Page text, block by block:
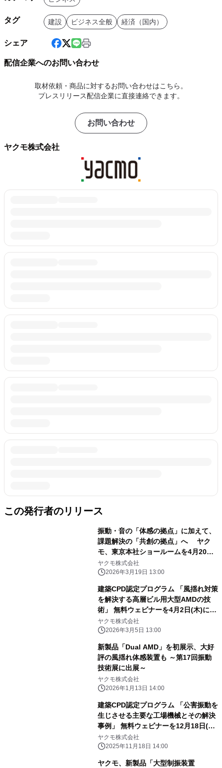
タグ 建設 ビジネス全般 経済（国内）
シェア
配信企業へのお問い合わせ
取材依頼・商品に対するお問い合わせはこちら。
プレスリリース配信企業に直接連絡できます。
お問い合わせ
ヤクモ株式会社
この発行者のリリース
振動・音の「体感の拠点」に加えて、
課題解決の「共創の拠点」へ ヤク
モ、東京本社ショールームを4月20日
にグランドオープン
ヤクモ株式会社
2026年3月19日 13:00
建築CPD認定プログラム 「風揺れ対策
を解決する高層ビル用大型AMDの技
術」 無料ウェビナーを4月2日(木)に開
催
ヤクモ株式会社
2026年3月5日 13:00
新製品「Dual AMD」を初展示、大好
評の風揺れ体感装置も ～第17回振動
技術展に出展～
ヤクモ株式会社
2026年1月13日 14:00
建築CPD認定プログラム 「公害振動を
生じさせる主要な工場機械とその解決
事例」 無料ウェビナーを12月18日(木)
に開催
ヤクモ株式会社
2025年11月18日 14:00
ヤクモ、新製品「大型制振装置